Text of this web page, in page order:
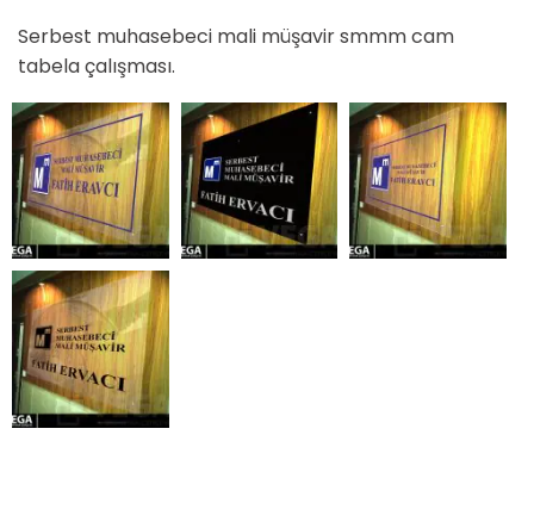
Serbest muhasebeci mali müşavir smmm cam
tabela çalışması.